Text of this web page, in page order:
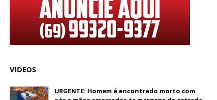
VIDEOS
URGENTE: Homem é encontrado morto com